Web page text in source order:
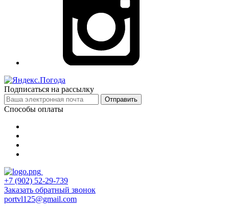
Подписаться на рассылку
Отправить
Способы оплаты
+7 (902) 52-29-739
Заказать обратный звонок
portvl125@gmail.com